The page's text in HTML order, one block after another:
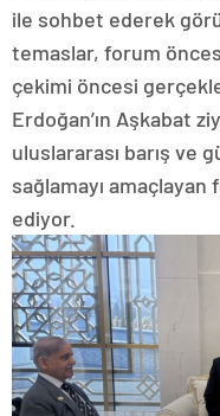
ile sohbet ederek
temaslar, forum
çekimi öncesi
Erdoğan’ın Aşkabat
uluslararası barış ve
sağlamayı
ediyor.